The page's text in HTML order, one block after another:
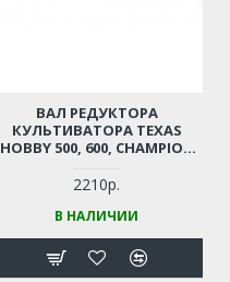
ВАЛ РЕДУКТОРА
КУЛЬТИВАТОРА TEXAS
HOBBY 500, 600, CHAMPION
2210р.
В НАЛИЧИИ